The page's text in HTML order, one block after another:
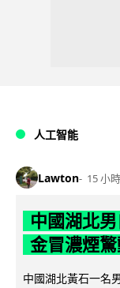
人工智能
Lawton 15 小時
中國湖北
金冒濃煙
中國湖北黃石一名